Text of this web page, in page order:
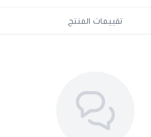
تقييمات المنتج